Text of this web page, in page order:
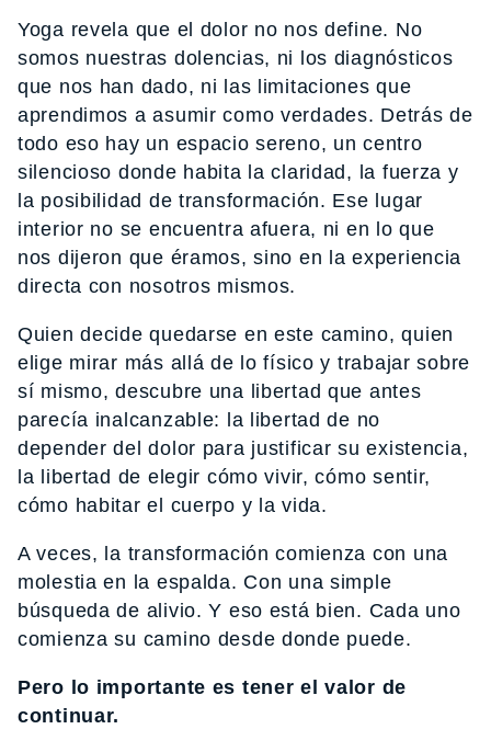
Yoga revela que el dolor no nos define. No
somos nuestras dolencias, ni los diagnósticos
que nos han dado, ni las limitaciones que
aprendimos a asumir como verdades. Detrás de
todo eso hay un espacio sereno, un centro
silencioso donde habita la claridad, la fuerza y
la posibilidad de transformación. Ese lugar
interior no se encuentra afuera, ni en lo que
nos dijeron que éramos, sino en la experiencia
directa con nosotros mismos.
Quien decide quedarse en este camino, quien
elige mirar más allá de lo físico y trabajar sobre
sí mismo, descubre una libertad que antes
parecía inalcanzable: la libertad de no
depender del dolor para justificar su existencia,
la libertad de elegir cómo vivir, cómo sentir,
cómo habitar el cuerpo y la vida.
A veces, la transformación comienza con una
molestia en la espalda. Con una simple
búsqueda de alivio. Y eso está bien. Cada uno
comienza su camino desde donde puede.
Pero lo importante es tener el valor de
continuar.